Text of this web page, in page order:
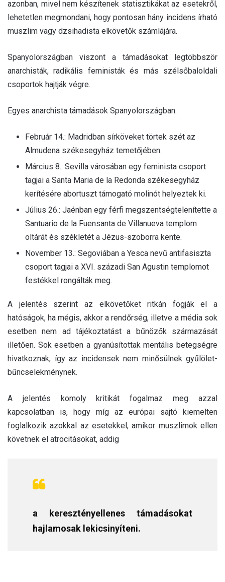
azonban, mivel nem készítenek statisztikákat az esetekről,
lehetetlen megmondani, hogy pontosan hány incidens írható
muszlim vagy dzsihadista elkövetők számlájára.
Spanyolországban viszont a támadásokat legtöbbször
anarchisták, radikális feministák és más szélsőbaloldali
csoportok hajtják végre.
Egyes anarchista támadások Spanyolországban:
Február 14.: Madridban sírköveket törtek szét az
Almudena székesegyház temetőjében.
Március 8.: Sevilla városában egy feminista csoport
tagjai a Santa Maria de la Redonda székesegyház
kerítésére abortuszt támogató molinót helyeztek ki.
Július 26.: Jaénban egy férfi megszentségtelenítette a
Santuario de la Fuensanta de Villanueva templom
oltárát és székletét a Jézus-szoborra kente.
November 13.: Segoviában a Yesca nevű antifasiszta
csoport tagjai a XVI. századi San Agustin templomot
festékkel rongálták meg.
A jelentés szerint az elkövetőket ritkán fogják el a
hatóságok, ha mégis, akkor a rendőrség, illetve a média sok
esetben nem ad tájékoztatást a bűnözők származását
illetően. Sok esetben a gyanúsítottak mentális betegségre
hivatkoznak, így az incidensek nem minősülnek gyűlölet-
bűncselekménynek.
A jelentés komoly kritikát fogalmaz meg azzal
kapcsolatban is, hogy míg az európai sajtó kiemelten
foglalkozik azokkal az esetekkel, amikor muszlimok ellen
követnek el atrocitásokat, addig
a keresztényellenes támadásokat
hajlamosak lekicsinyíteni.